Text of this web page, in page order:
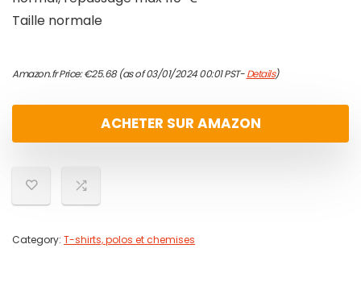
Taille normale
Amazon.fr Price:€25.68(as of 03/01/2024 00:01 PST-Details)
ACHETER SUR AMAZON
Category: T-shirts, polos et chemises